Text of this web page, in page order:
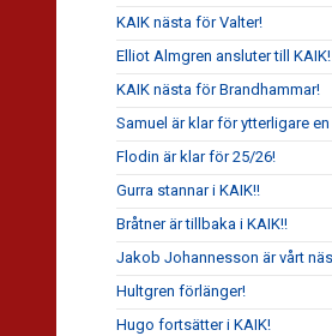
KAIK nästa för Valter!
Elliot Almgren ansluter till KAIK!
KAIK nästa för Brandhammar!
Samuel är klar för ytterligare
Flodin är klar för 25/26!
Gurra stannar i KAIK!!
Bråtner är tillbaka i KAIK!!
Jakob Johannesson är vårt
Hultgren förlänger!
Hugo fortsätter i KAIK!